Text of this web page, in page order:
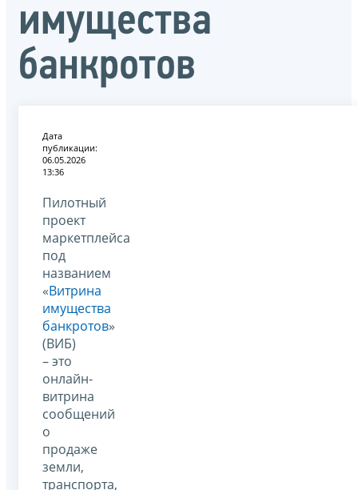
имущества
банкротов
Дата
публикации:
06.05.2026
13:36
Пилотный
проект
маркетплейса
под
названием
«Витрина
имущества
банкротов»
(ВИБ)
– это
онлайн-
витрина
сообщений
о
продаже
земли,
транспорта,